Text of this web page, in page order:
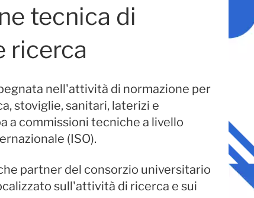
tecnica di
ricerca
nell'attività di normazione per
stoviglie, sanitari, laterizi e
a commissioni tecniche a livello
(ISO).
partner del consorzio universitario
sull'attività di ricerca e sui